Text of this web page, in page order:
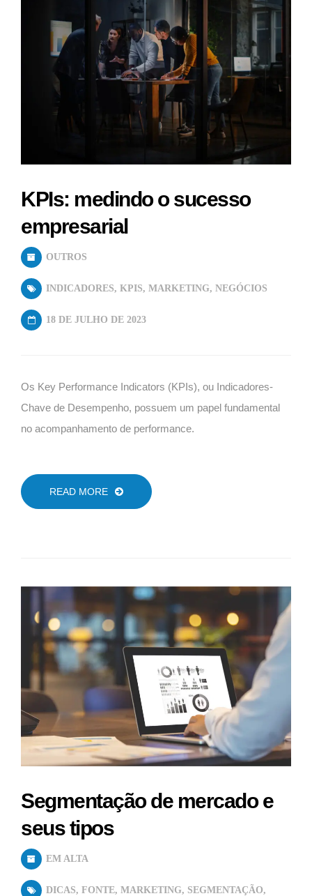
KPIs: medindo o sucesso
empresarial
OUTROS
INDICADORES, KPIS, MARKETING, NEGÓCIOS
18 DE JULHO DE 2023
Os Key Performance Indicators (KPIs), ou Indicadores-
Chave de Desempenho, possuem um papel fundamental
no acompanhamento de performance.
READ MORE
Segmentação de mercado e
seus tipos
EM ALTA
DICAS, FONTE, MARKETING, SEGMENTAÇÃO,